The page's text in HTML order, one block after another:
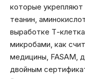
которые
теанин,
выработке Т-
микробами, как
медицины, FASAM,
двойным